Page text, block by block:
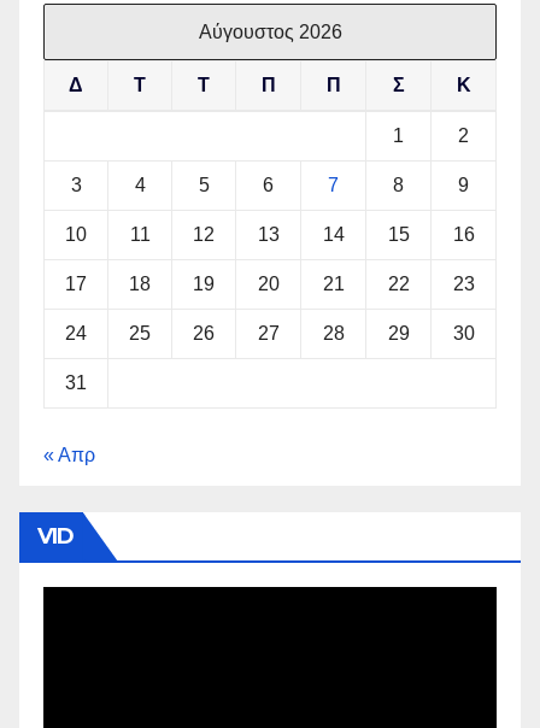
Αύγουστος 2026
Δ Τ Τ Π Π Σ Κ
1 2
3 4 5 6 7 8 9
10 11 12 13 14 15 16
17 18 19 20 21 22 23
24 25 26 27 28 29 30
31
« Απρ
VID